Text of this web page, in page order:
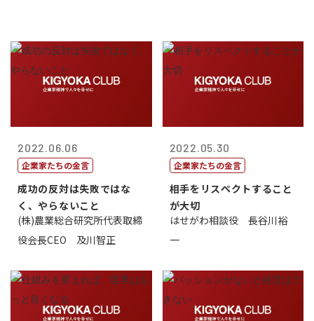
2022.06.06
企業家たちの金言
成功の反対は失敗ではな
く、やらないこと
(株)農業総合研究所代表取締
役会長CEO 及川智正
2022.05.30
企業家たちの金言
相手をリスペクトすること
が大切
はせがわ相談役 長谷川裕
一